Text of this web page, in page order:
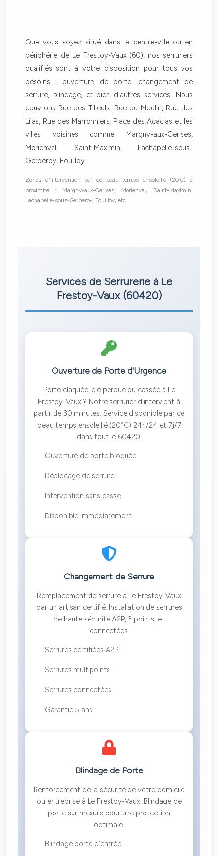
Que vous soyez situé dans le centre-ville ou en
périphérie de Le Frestoy-Vaux (60), nos serruriers
qualifiés sont à votre disposition pour tous vos
besoins : ouverture de porte, changement de
serrure, blindage, et bien d'autres services. Nous
couvrons Rue des Tilleuls, Rue du Moulin, Rue des
Lilas, Rue des Marronniers, Place des Acacias et les
villes voisines comme Margny-aux-Cerises,
Morienval, Saint-Maximin, Lachapelle-sous-
Gerberoy, Fouilloy.
Zones d'intervention par ce beau temps ensoleillé (20°C) à
proximité : Margny-aux-Cerises, Morienval, Saint-Maximin,
Lachapelle-sous-Gerberoy, Fouilloy, etc.
Services de Serrurerie à Le
Frestoy-Vaux (60420)
Ouverture de Porte d'Urgence
Porte claquée, clé perdue ou cassée à Le
Frestoy-Vaux ? Notre serrurier d'intervient à
partir de 30 minutes. Service disponible par ce
beau temps ensoleillé (20°C) 24h/24 et 7j/7
dans tout le 60420.
Ouverture de porte bloquée
Déblocage de serrure
Intervention sans casse
Disponible immédiatement
Changement de Serrure
Remplacement de serrure à Le Frestoy-Vaux
par un artisan certifié. Installation de serrures
de haute sécurité A2P, 3 points, et
connectées.
Serrures certifiées A2P
Serrures multipoints
Serrures connectées
Garantie 5 ans
Blindage de Porte
Renforcement de la sécurité de votre domicile
ou entreprise à Le Frestoy-Vaux. Blindage de
porte sur mesure pour une protection
optimale.
Blindage porte d'entrée